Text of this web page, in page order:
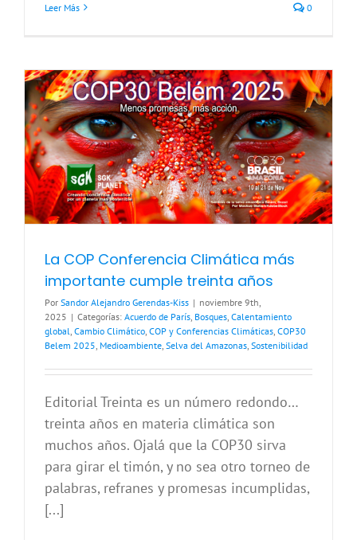
Leer Más 0
La COP Conferencia Climática más
importante cumple treinta años
Por Sandor Alejandro Gerendas-Kiss | noviembre 9th,
2025 | Categorías: Acuerdo de París, Bosques, Calentamiento
global, Cambio Climático, COP y Conferencias Climáticas, COP30
Belem 2025, Medioambiente, Selva del Amazonas, Sostenibilidad
Editorial Treinta es un número redondo…
treinta años en materia climática son
muchos años. Ojalá que la COP30 sirva
para girar el timón, y no sea otro torneo de
palabras, refranes y promesas incumplidas,
[...]